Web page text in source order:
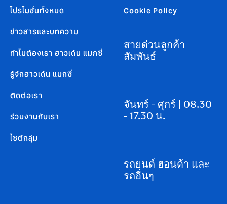
โปรโมชั่นทั้งหมด
ข่าวสารและบทความ
ทำไมต้องเรา ฮาวเด้น แมกซี่
รู้จักฮาวเด้น แมกซี่
ติดต่อเรา
ร่วมงานกับเรา
ไซต์กลุ่ม
Cookie Policy
สายด่วนลูกค้า
สัมพันธ์
จันทร์ - ศุกร์ | 08.30
- 17.30 น.
รถยนต์ ฮอนด้า และ
รถอื่นๆ